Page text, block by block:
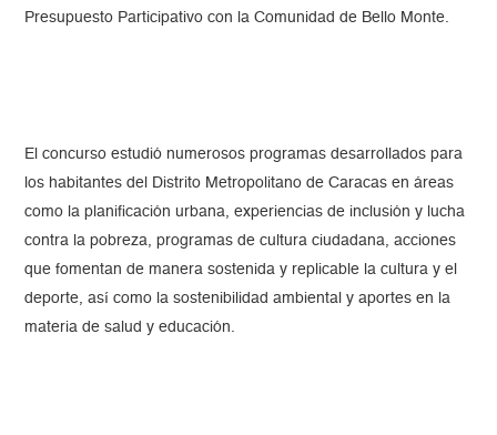
Presupuesto Participativo con la Comunidad de Bello Monte.
El concurso estudió numerosos programas desarrollados para
los habitantes del Distrito Metropolitano de Caracas en áreas
como la planificación urbana, experiencias de inclusión y lucha
contra la pobreza, programas de cultura ciudadana, acciones
que fomentan de manera sostenida y replicable la cultura y el
deporte, así como la sostenibilidad ambiental y aportes en la
materia de salud y educación.